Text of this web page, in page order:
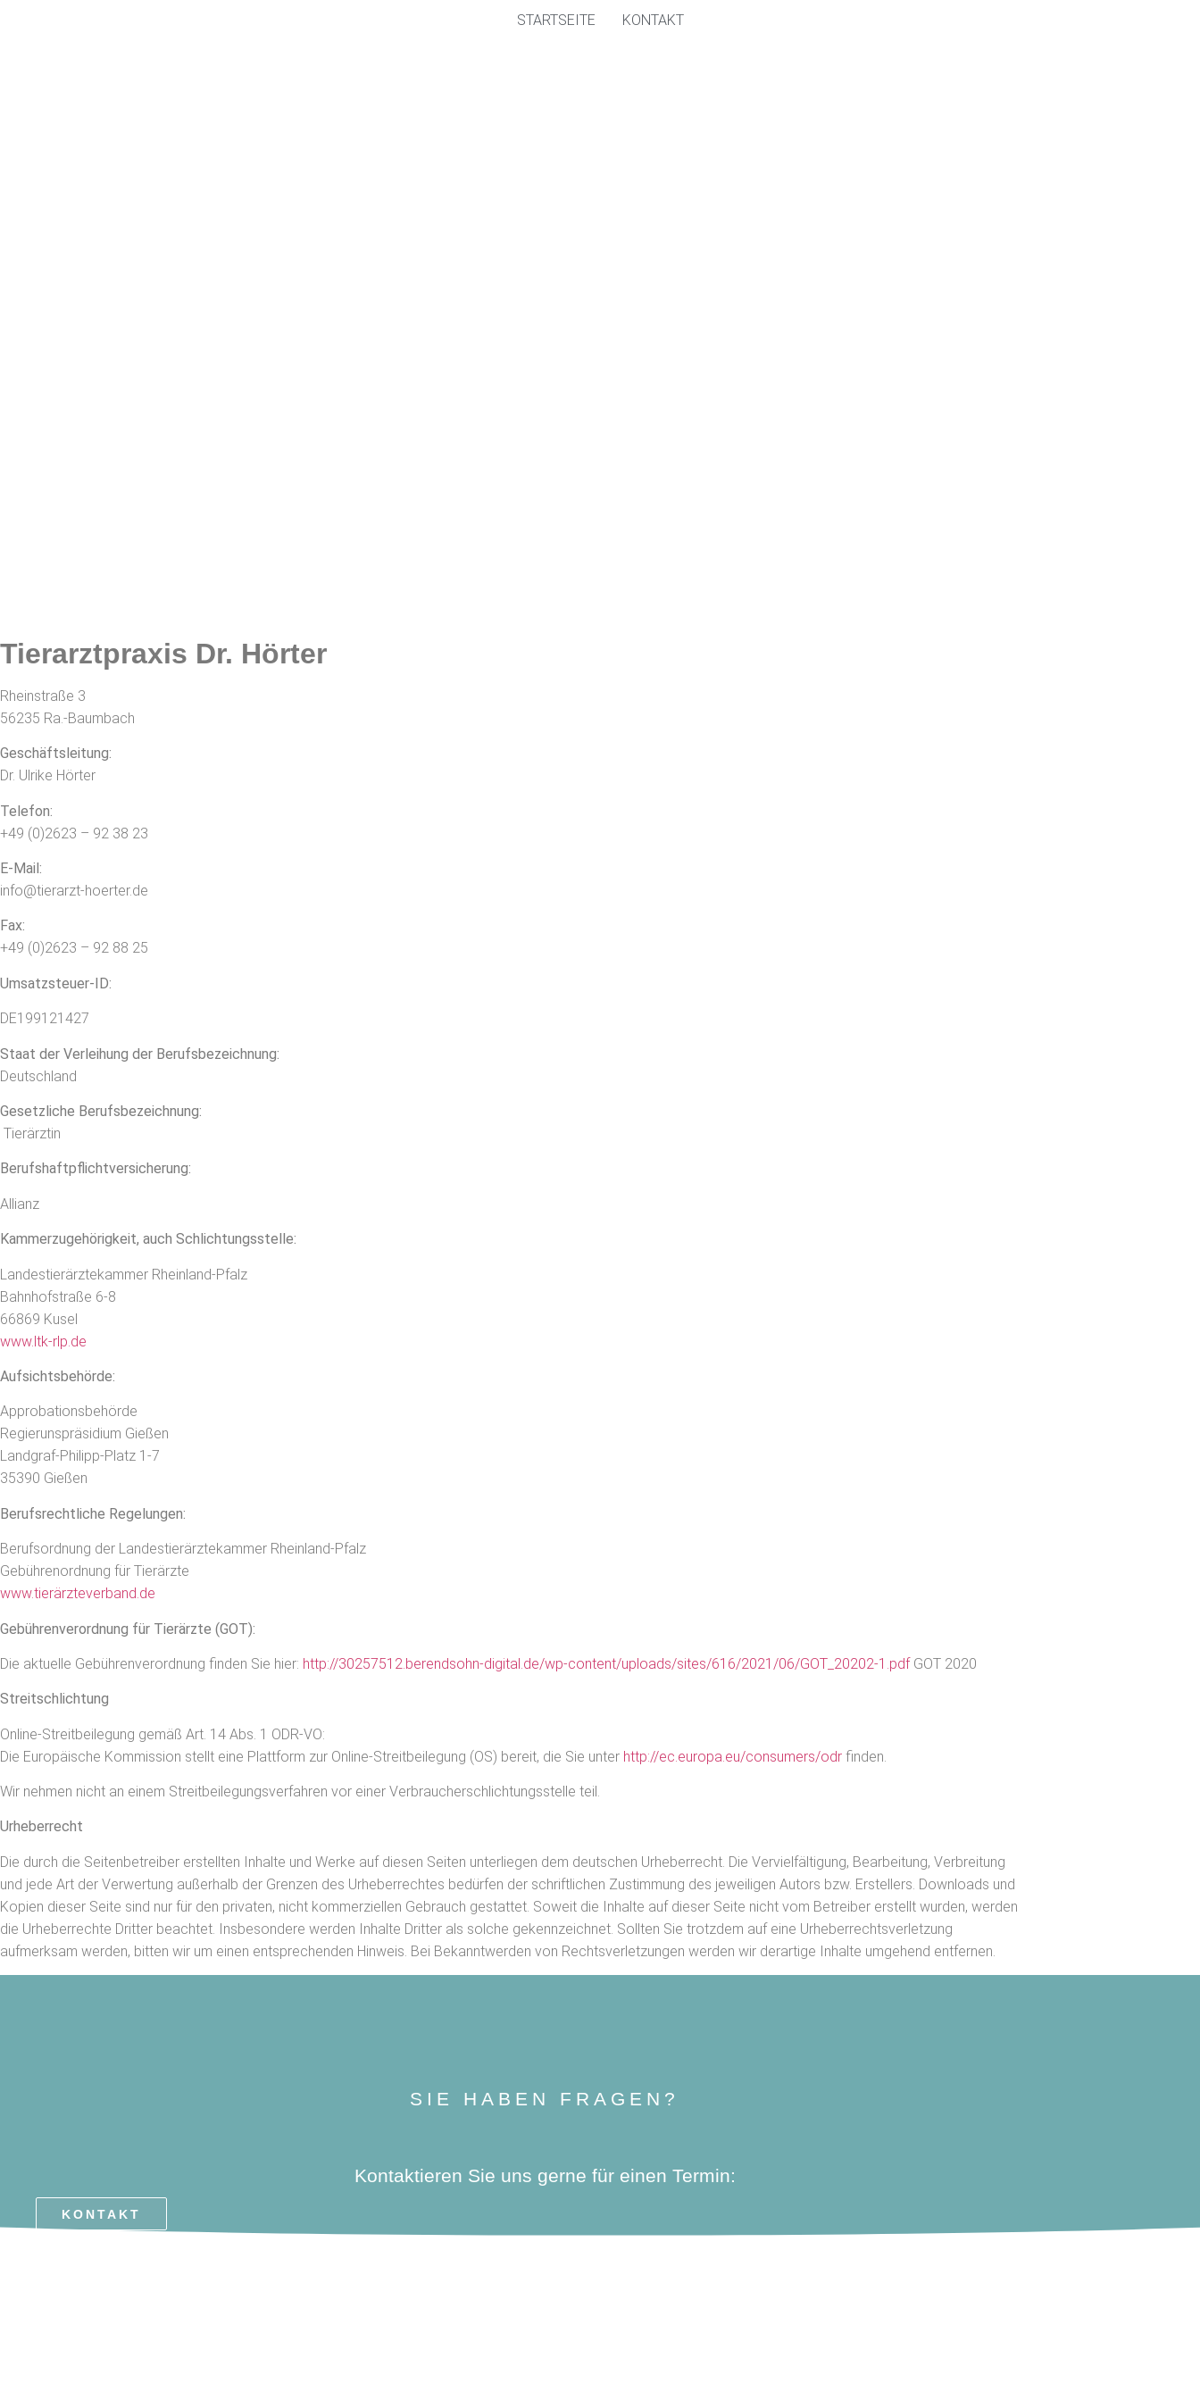
STARTSEITE KONTAKT
Tierarztpraxis Dr. Hörter
Rheinstraße 3
56235 Ra.-Baumbach
Geschäftsleitung:
Dr. Ulrike Hörter
Telefon:
+49 (0)2623 – 92 38 23
E-Mail:
info@tierarzt-hoerter.de
Fax:
+49 (0)2623 – 92 88 25
Umsatzsteuer-ID:
DE199121427
Staat der Verleihung der Berufsbezeichnung:
Deutschland
Gesetzliche Berufsbezeichnung:
Tierärztin
Berufshaftpflicht­versicherung:
Allianz
Kammerzugehörigkeit, auch Schlichtungsstelle:
Landestierärztekammer Rheinland-Pfalz
Bahnhofstraße 6-8
66869 Kusel
www.ltk-rlp.de
Aufsichtsbehörde:
Approbationsbehörde
Regierunspräsidium Gießen
Landgraf-Philipp-Platz 1-7
35390 Gießen
Berufsrechtliche Regelungen:
Berufsordnung der Landestierärztekammer Rheinland-Pfalz
Gebührenordnung für Tierärzte
www.tierärzteverband.de
Gebührenverordnung für Tierärzte (GOT):
Die aktuelle Gebührenverordnung finden Sie hier: http://30257512.berendsohn-digital.de/wp-content/uploads/sites/616/2021/06/GOT_20202-1.pdfGOT 2020
Streitschlichtung
Online-Streitbeilegung gemäß Art. 14 Abs. 1 ODR-VO:
Die Europäische Kommission stellt eine Plattform zur Online-Streitbeilegung (OS) bereit, die Sie unter http://ec.europa.eu/consumers/odr finden.
Wir nehmen nicht an einem Streitbeilegungsverfahren vor einer Verbraucherschlichtungsstelle teil.
Urheberrecht
Die durch die Seitenbetreiber erstellten Inhalte und Werke auf diesen Seiten unterliegen dem deutschen Urheberrecht. Die Vervielfältigung, Bearbeitung, Verbreitung
und jede Art der Verwertung außerhalb der Grenzen des Urheberrechtes bedürfen der schriftlichen Zustimmung des jeweiligen Autors bzw. Erstellers. Downloads und
Kopien dieser Seite sind nur für den privaten, nicht kommerziellen Gebrauch gestattet. Soweit die Inhalte auf dieser Seite nicht vom Betreiber erstellt wurden, werden
die Urheberrechte Dritter beachtet. Insbesondere werden Inhalte Dritter als solche gekennzeichnet. Sollten Sie trotzdem auf eine Urheberrechtsverletzung
aufmerksam werden, bitten wir um einen entsprechenden Hinweis. Bei Bekanntwerden von Rechtsverletzungen werden wir derartige Inhalte umgehend entfernen.
SIE HABEN FRAGEN?
Kontaktieren Sie uns gerne für einen Termin:
KONTAKT